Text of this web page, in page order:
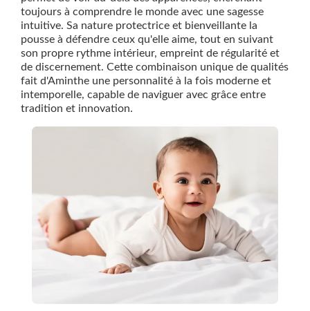
toujours à comprendre le monde avec une sagesse
intuitive. Sa nature protectrice et bienveillante la
pousse à défendre ceux qu'elle aime, tout en suivant
son propre rythme intérieur, empreint de régularité et
de discernement. Cette combinaison unique de qualités
fait d'Aminthe une personnalité à la fois moderne et
intemporelle, capable de naviguer avec grâce entre
tradition et innovation.